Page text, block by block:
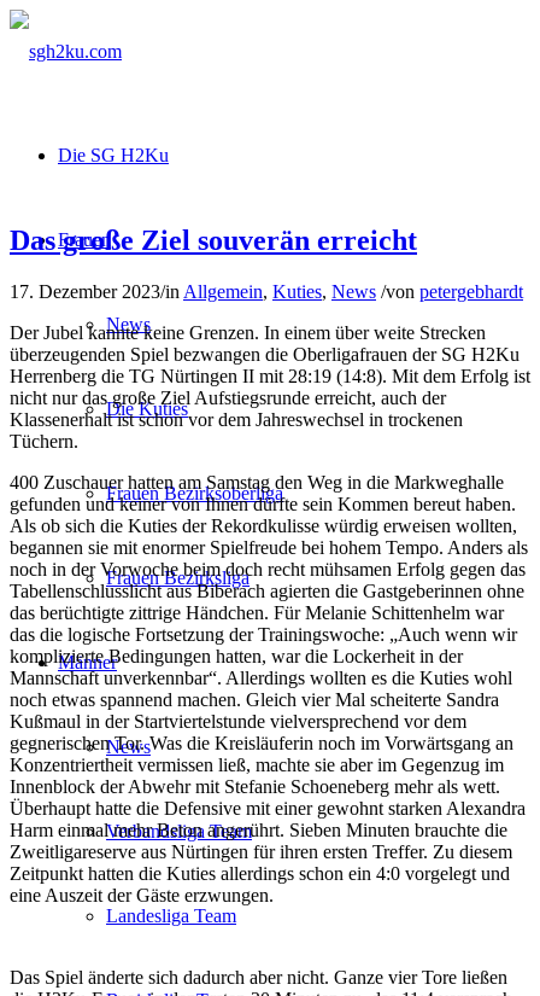
Die SG H2Ku
Frauen
News
Die Kuties
Frauen Bezirksoberliga
Frauen Bezirksliga
Männer
News
Verbandsliga Team
Landesliga Team
Das große Ziel souverän erreicht
17. Dezember 2023/in Allgemein, Kuties, News /von petergebhardt
Der Jubel kannte keine Grenzen. In einem über weite Strecken
überzeugenden Spiel bezwangen die Oberligafrauen der SG H2Ku
Herrenberg die TG Nürtingen II mit 28:19 (14:8). Mit dem Erfolg ist
nicht nur das große Ziel Aufstiegsrunde erreicht, auch der
Klassenerhalt ist schon vor dem Jahreswechsel in trockenen
Tüchern.
400 Zuschauer hatten am Samstag den Weg in die Markweghalle
gefunden und keiner von Ihnen dürfte sein Kommen bereut haben.
Als ob sich die Kuties der Rekordkulisse würdig erweisen wollten,
begannen sie mit enormer Spielfreude bei hohem Tempo. Anders als
noch in der Vorwoche beim doch recht mühsamen Erfolg gegen das
Tabellenschlusslicht aus Biberach agierten die Gastgeberinnen ohne
das berüchtigte zittrige Händchen. Für Melanie Schittenhelm war
das die logische Fortsetzung der Trainingswoche: „Auch wenn wir
komplizierte Bedingungen hatten, war die Lockerheit in der
Mannschaft unverkennbar“. Allerdings wollten es die Kuties wohl
noch etwas spannend machen. Gleich vier Mal scheiterte Sandra
Kußmaul in der Startviertelstunde vielversprechend vor dem
gegnerischen Tor. Was die Kreisläuferin noch im Vorwärtsgang an
Konzentriertheit vermissen ließ, machte sie aber im Gegenzug im
Innenblock der Abwehr mit Stefanie Schoeneberg mehr als wett.
Überhaupt hatte die Defensive mit einer gewohnt starken Alexandra
Harm einmal mehr Beton angerührt. Sieben Minuten brauchte die
Zweitligareserve aus Nürtingen für ihren ersten Treffer. Zu diesem
Zeitpunkt hatten die Kuties allerdings schon ein 4:0 vorgelegt und
eine Auszeit der Gäste erzwungen.
Das Spiel änderte sich dadurch aber nicht. Ganze vier Tore ließen